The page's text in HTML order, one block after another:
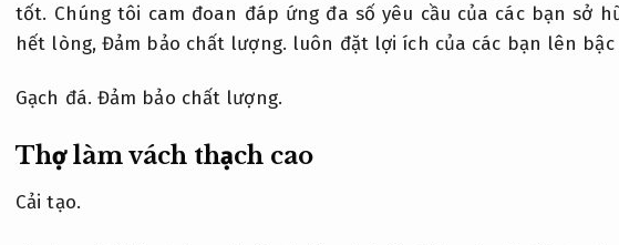
tốt. Chúng tôi cam đoan đáp ứng đa số yêu cầu của các bạn sở
hết lòng, Đảm bảo chất lượng. luôn đặt lợi ích của các bạn lên bậc
Gạch đá. Đảm bảo chất lượng.
Thợ làm vách thạch cao
Cải tạo.